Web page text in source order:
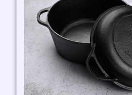
هو:
3.750,00 EGP.
الحالي
هو:
3.187,50 EGP.